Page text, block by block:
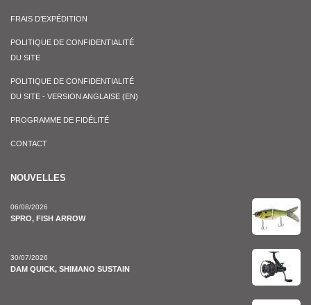
FRAIS D’EXPÉDITION
POLITIQUE DE CONFIDENTIALITÉ
DU SITE
POLITIQUE DE CONFIDENTIALITÉ
DU SITE - VERSION ANGLAISE (EN)
PROGRAMME DE FIDÉLITÉ
CONTACT
NOUVELLES
06/08/2026
SPRO, FISH ARROW
30/07/2026
DAM QUICK, SHIMANO SUSTAIN